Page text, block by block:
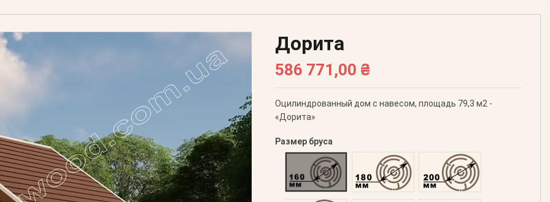
Дорита
586 771,00 ₴
Оцилиндрованный дом с навесом, площадь 79,3 м2 -
«Дорита»
Размер бруса
Оцилиндрованний 160Оцилиндрованний 180Оцилиндрованний 200